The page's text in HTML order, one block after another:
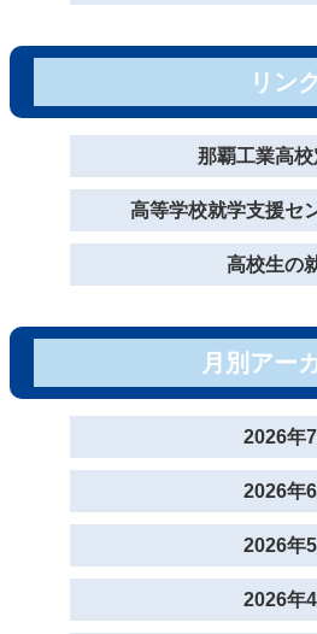
リンク
那覇工業高
高等学校就学支援セ
高校生の
月別アー
2026年
2026年
2026年
2026年